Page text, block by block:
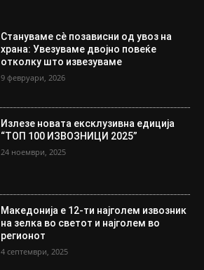
Стануваме сè позависни од увоз на
храна: Увезуваме двојно повеќе
отколку што извезуваме
9 февруари, 2026
Излезе новата ексклузивна едиција
“ТОП 100 ИЗВОЗНИЦИ 2025”
24 ноември, 2025
Македонија е 12-ти најголем извозник
на зелка во светот и најголем во
регионот
4 септември, 2025